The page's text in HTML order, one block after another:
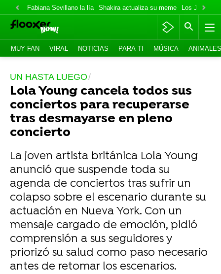
Fabiana Sevillano la lía Shakira actualiza su meme Los Jonas
MUY FAN VIRAL NOTICIAS PARA TI MÚSICA ANIMALES
UN HASTA LUEGO
Lola Young cancela todos sus
conciertos para recuperarse
tras desmayarse en pleno
concierto
La joven artista británica Lola Young
anunció que suspende toda su
agenda de conciertos tras sufrir un
colapso sobre el escenario durante su
actuación en Nueva York. Con un
mensaje cargado de emoción, pidió
comprensión a sus seguidores y
priorizó su salud como paso necesario
antes de retomar los escenarios.